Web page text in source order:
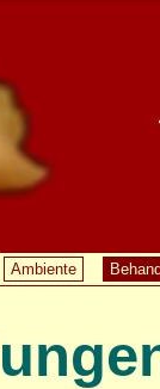
Ambiente